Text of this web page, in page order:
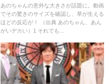
あのちゃんの意外な大きさが話題に。動画
でその驚きのサイズを確認し、草が生える
ほどの反応が！ （出典 あのちゃん、あん
がいデカい）1 それでも...